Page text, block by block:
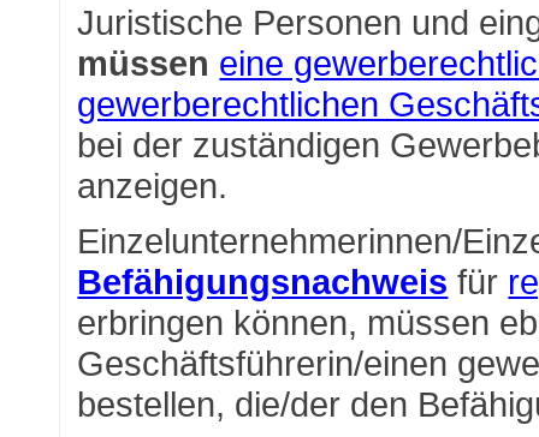
Juristische Personen und
müssen eine
gewerberechtlichen
bei der zuständigen
anzeigen.
Einzelunternehmerinnen/
Befähigungsnachweis für
erbringen können, müssen
Geschäftsführerin/einen
bestellen, die/der den